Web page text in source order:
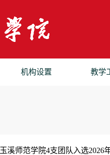
机构设置 教学
玉溪师范学院4支团队入选2026